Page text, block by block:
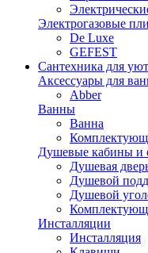
Электрогазовые
De Luxe
GEFEST
Сантехника для
Аксессуары для
Abber
Ванны
Ванна
Душевые кабины и
Душевая
Душевой
Душевой
Инсталляции
Инсталляция